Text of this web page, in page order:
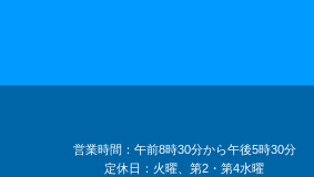
営業時間：午前8時30分から午後5時30分
定休日：火曜、第2・第4水曜